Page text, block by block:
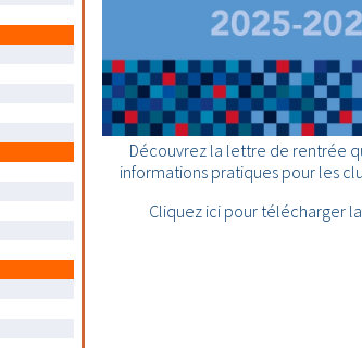
Découvrez la lettre de rentrée
informations pratiques pour les
Cliquez ici pour télécharger